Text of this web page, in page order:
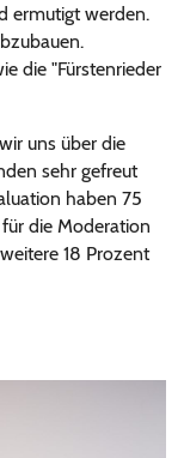
ermutigt werden.
die "Fürstenrieder
uns über die
sehr gefreut
haben 75
die Moderation
18 Prozent